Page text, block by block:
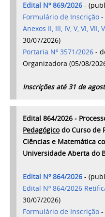
Edital Nº 869/2026 -
Formulário de Inscrição -
Anexos II, III, IV, V, VI, VII,
30/07/2026)
Portaria Nº 3571/2026 -
Organizadora (05/08/
Inscrições até 31 de
Edital 864/2026 -
Pedagógicodo Curso de
Ciências e Matemática
Universidade Aberta do
Edital Nº 864/2026 -
Edital Nº 864/2026
30/07/2026)
Formulário de Inscrição -